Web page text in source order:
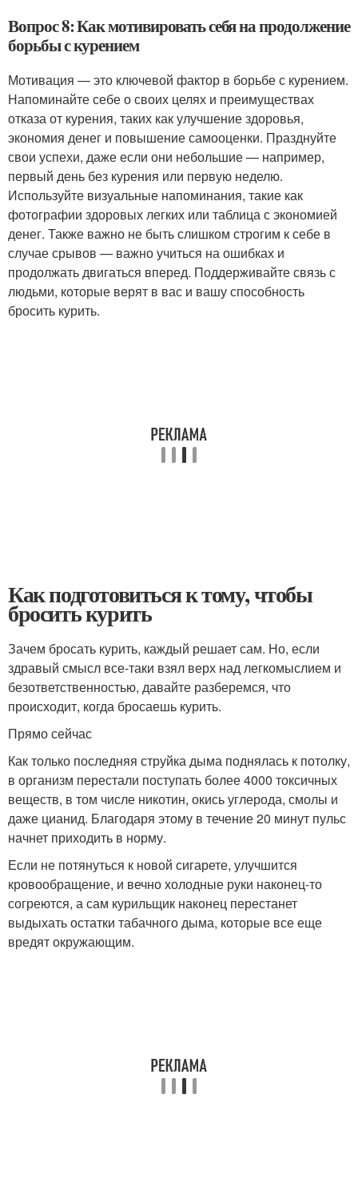
Вопрос 8: Как мотивировать себя на продолжение
борьбы с курением
Мотивация — это ключевой фактор в борьбе с курением.
Напоминайте себе о своих целях и преимуществах
отказа от курения, таких как улучшение здоровья,
экономия денег и повышение самооценки. Празднуйте
свои успехи, даже если они небольшие — например,
первый день без курения или первую неделю.
Используйте визуальные напоминания, такие как
фотографии здоровых легких или таблица с экономией
денег. Также важно не быть слишком строгим к себе в
случае срывов — важно учиться на ошибках и
продолжать двигаться вперед. Поддерживайте связь с
людьми, которые верят в вас и вашу способность
бросить курить.
Как подготовиться к тому, чтобы
бросить курить
Зачем бросать курить, каждый решает сам. Но, если
здравый смысл все-таки взял верх над легкомыслием и
безответственностью, давайте разберемся, что
происходит, когда бросаешь курить.
Прямо сейчас
Как только последняя струйка дыма поднялась к потолку,
в организм перестали поступать более 4000 токсичных
веществ, в том числе никотин, окись углерода, смолы и
даже цианид. Благодаря этому в течение 20 минут пульс
начнет приходить в норму.
Если не потянуться к новой сигарете, улучшится
кровообращение, и вечно холодные руки наконец-то
согреются, а сам курильщик наконец перестанет
выдыхать остатки табачного дыма, которые все еще
вредят окружающим.